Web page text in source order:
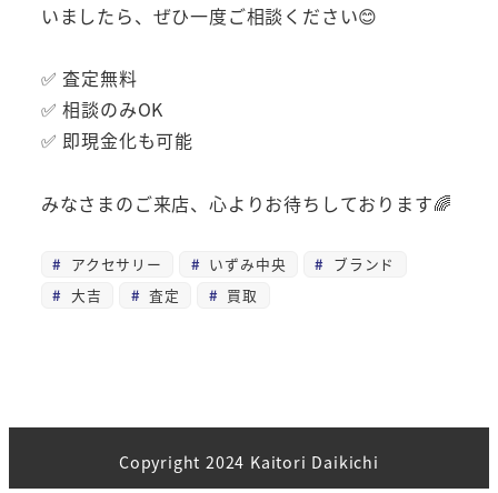
いましたら、ぜひ一度ご相談ください😊
✅ 査定無料
✅ 相談のみOK
✅ 即現金化も可能
みなさまのご来店、心よりお待ちしております🌈
アクセサリー いずみ中央
ブランド
大吉
査定 買取
Copyright 2024 Kaitori Daikichi